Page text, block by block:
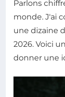
Parlons
monde. J'ai
une dizaine
2026. Voici
donner une